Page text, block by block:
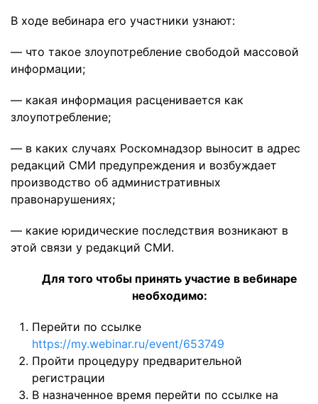
В ходе вебинара его участники узнают:
— что такое злоупотребление свободой массовой
информации;
— какая информация расценивается как
злоупотребление;
— в каких случаях Роскомнадзор выносит в адрес
редакций СМИ предупреждения и возбуждает
производство об административных
правонарушениях;
— какие юридические последствия возникают в
этой связи у редакций СМИ.
Для того чтобы принять участие в вебинаре
необходимо:
Перейти по ссылке
https://my.webinar.ru/event/653749
Пройти процедуру предварительной
регистрации
В назначенное время перейти по ссылке на